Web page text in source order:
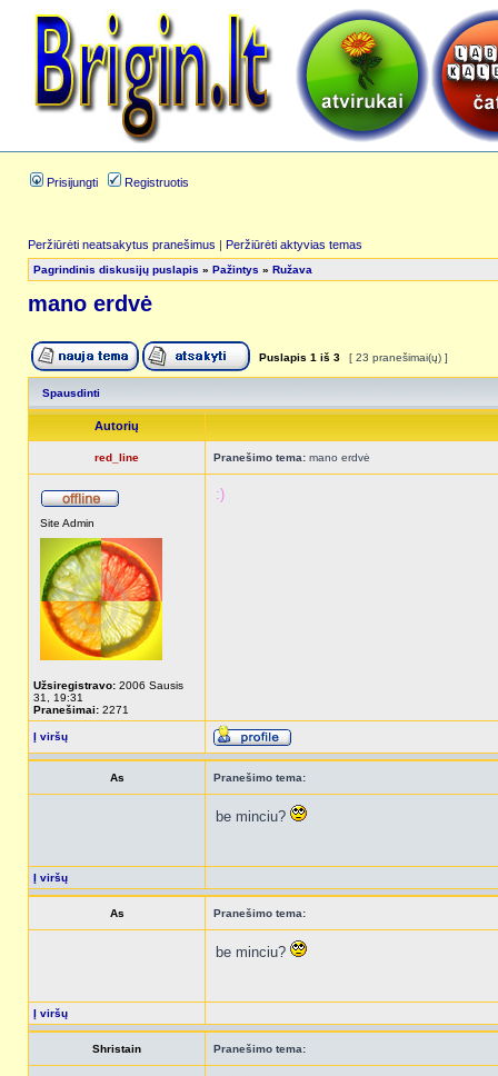
Prisijungti Registruotis
Peržiūrėti neatsakytus pranešimus | Peržiūrėti aktyvias temas
Pagrindinis diskusijų puslapis » Pažintys » Ružava
mano erdvė
Puslapis 1 iš 3 [ 23 pranešimai(ų) ]
Spausdinti
Autorių
red_line Pranešimo tema: mano erdvė
Site Admin
Užsiregistravo: 2006 Sausis
31, 19:31
Pranešimai: 2271
:)
Į viršų
As Pranešimo tema:
be minciu?
Į viršų
As Pranešimo tema:
be minciu?
Į viršų
Shristain Pranešimo tema: